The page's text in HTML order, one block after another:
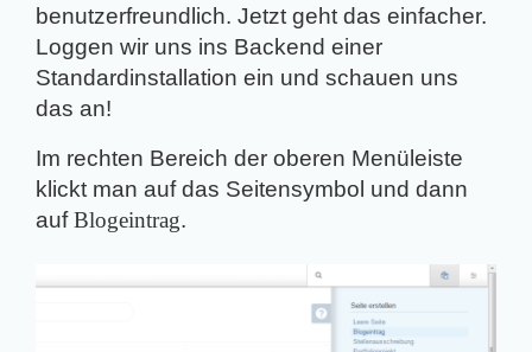
benutzerfreundlich. Jetzt geht das einfacher.
Loggen wir uns ins Backend einer
Standardinstallation ein und schauen uns
das an!
Im rechten Bereich der oberen Menüleiste
klickt man auf das Seitensymbol und dann
aufBlogeintrag.